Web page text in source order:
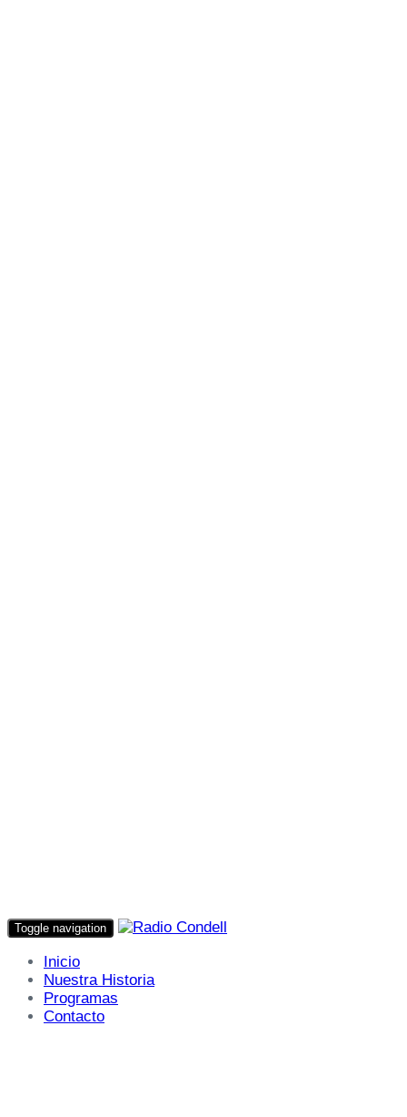
Toggle navigation
Inicio
Nuestra Historia
Programas
Contacto